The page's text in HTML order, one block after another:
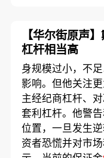
【华尔街原声
杠杆相当高
身规模过小，不
影响。但他关注
主经纪商杠杆、
套利杠杆。他警
位置，一旦发生
资者恐慌并对市